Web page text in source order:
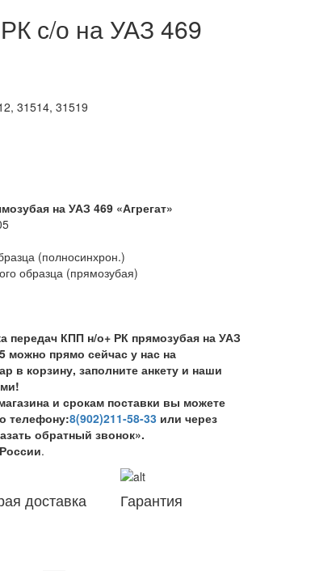
с/о на УАЗ 469
31514, 31519
на УАЗ 469 «Агрегат»
(полносинхрон.)
образца (прямозубая)
передач КПП н/о+ РК прямозубая на УАЗ
можно прямо сейчас у нас на
в корзину, заполните анкету и наши
и срокам поставки вы можете
телефону:8(902)211-58-33 или через
обратный звонок».
.
доставка
Гарантия